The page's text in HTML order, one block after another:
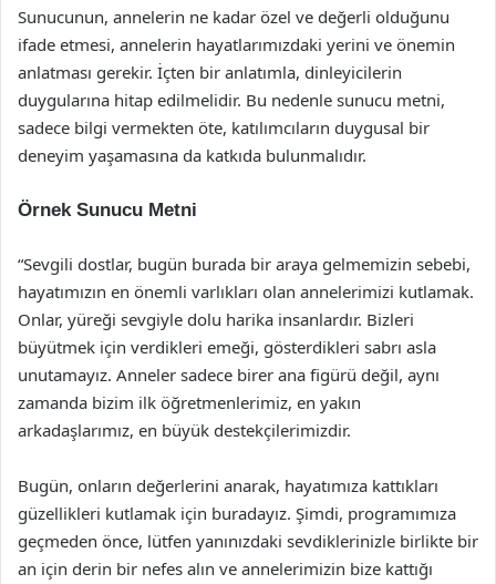
Sunucunun, annelerin ne kadar özel ve değerli olduğunu
ifade etmesi, annelerin hayatlarımızdaki yerini ve önemin
anlatması gerekir. İçten bir anlatımla, dinleyicilerin
duygularına hitap edilmelidir. Bu nedenle sunucu metni,
sadece bilgi vermekten öte, katılımcıların duygusal bir
deneyim yaşamasına da katkıda bulunmalıdır.
Örnek Sunucu Metni
“Sevgili dostlar, bugün burada bir araya gelmemizin sebebi,
hayatımızın en önemli varlıkları olan annelerimizi kutlamak.
Onlar, yüreği sevgiyle dolu harika insanlardır. Bizleri
büyütmek için verdikleri emeği, gösterdikleri sabrı asla
unutamayız. Anneler sadece birer ana figürü değil, aynı
zamanda bizim ilk öğretmenlerimiz, en yakın
arkadaşlarımız, en büyük destekçilerimizdir.
Bugün, onların değerlerini anarak, hayatımıza kattıkları
güzellikleri kutlamak için buradayız. Şimdi, programımıza
geçmeden önce, lütfen yanınızdaki sevdiklerinizle birlikte bir
an için derin bir nefes alın ve annelerimizin bize kattığı